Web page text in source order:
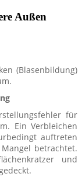
Außen
(Blasenbildung)
für
Ein Verbleichen
auftreten
betrachtet.
und